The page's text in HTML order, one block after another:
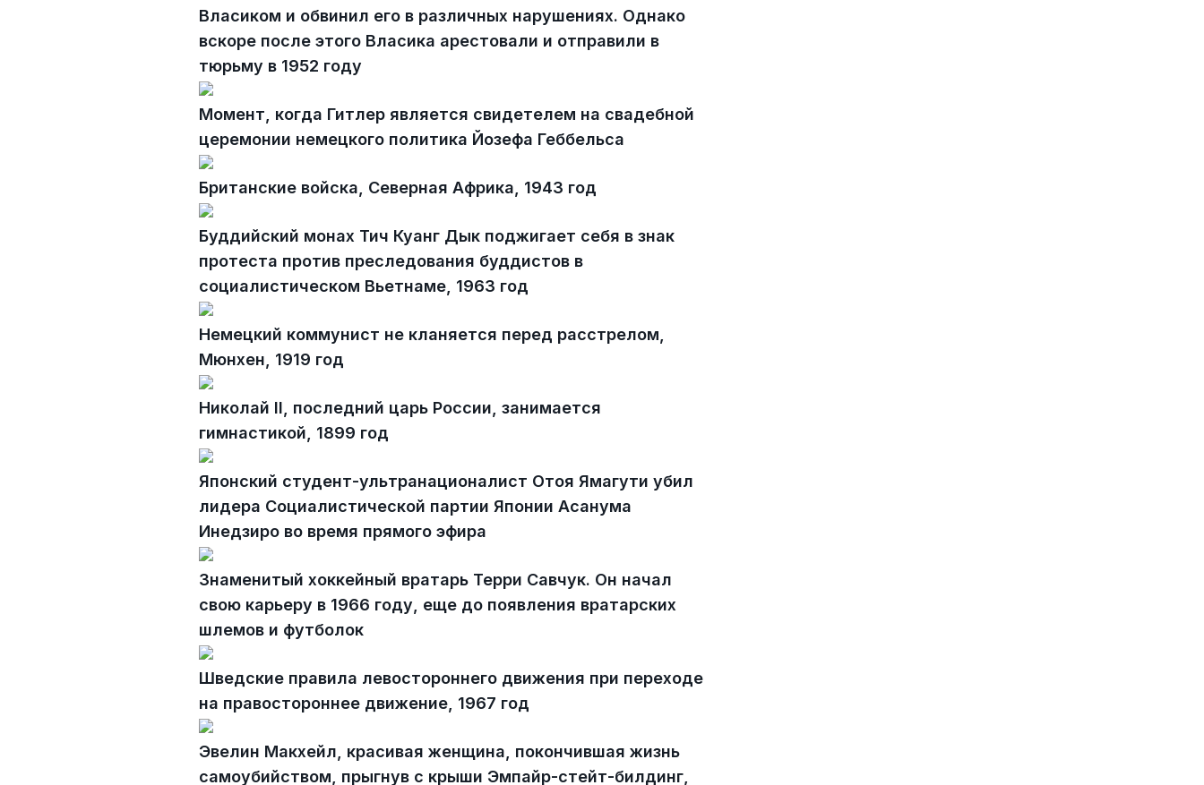
Власиком и обвинил его в различных нарушениях. Однако
вскоре после этого Власика арестовали и отправили в
тюрьму в 1952 году
Момент, когда Гитлер является свидетелем на свадебной
церемонии немецкого политика Йозефа Геббельса
Британские войска, Северная Африка, 1943 год
Буддийский монах Тич Куанг Дык поджигает себя в знак
протеста против преследования буддистов в
социалистическом Вьетнаме, 1963 год
Немецкий коммунист не кланяется перед расстрелом,
Мюнхен, 1919 год
Николай II, последний царь России, занимается
гимнастикой, 1899 год
Японский студент-ультранационалист Отоя Ямагути убил
лидера Социалистической партии Японии Асанума
Инедзиро во время прямого эфира
Знаменитый хоккейный вратарь Терри Савчук. Он начал
свою карьеру в 1966 году, еще до появления вратарских
шлемов и футболок
Шведские правила левостороннего движения при переходе
на правостороннее движение, 1967 год
Эвелин Макхейл, красивая женщина, покончившая жизнь
самоубийством, прыгнув с крыши Эмпайр-стейт-билдинг,